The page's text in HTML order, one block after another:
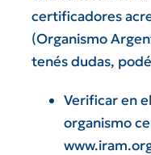
certificadores
(Organismo
tenés dudas,
Verificar en
organismo